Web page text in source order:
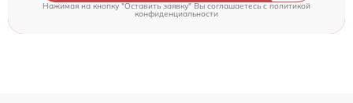
Нажимая на кнопку "Оставить заявку" Вы соглашаетесь cполитикой
конфиденциальности